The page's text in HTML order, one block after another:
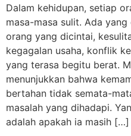
Dalam kehidupan, setiap
masa-masa sulit. Ada
orang yang dicintai,
kegagalan usaha, konflik
yang terasa begitu berat.
menunjukkan bahwa
bertahan tidak semata-
masalah yang dihadapi.
adalah apakah ia masih […]